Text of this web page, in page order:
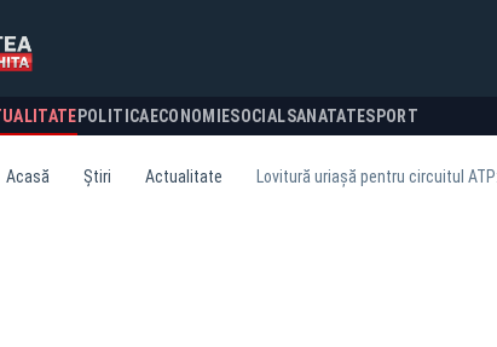
POLITICA ECONOMIESOCIALSANATATESPORT
Acasă Știri Actualitate Lovitură uriașă pentru circuitul